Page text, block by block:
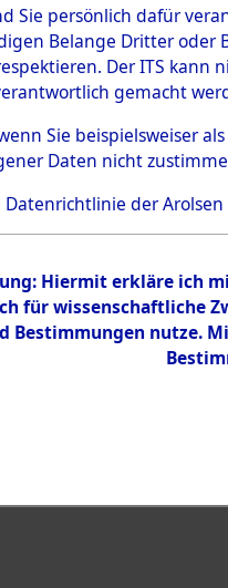
Einen Kommentar
Sie persönlich dafür
Belange Dritter
Der ITS
gemacht
Sie beispielsweiser
Daten nicht
der Arolsen
Hiermit erkläre ich
für wissenschaftliche
Bestimmungen nutze.